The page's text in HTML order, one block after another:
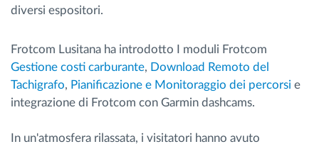
diversi espositori.
Frotcom Lusitana ha introdotto I moduli Frotcom
Gestione costi carburante, Download Remoto del
Tachigrafo, Pianificazione e Monitoraggio dei percorsi e
integrazione di Frotcom con Garmin dashcams.
In un'atmosfera rilassata, i visitatori hanno avuto